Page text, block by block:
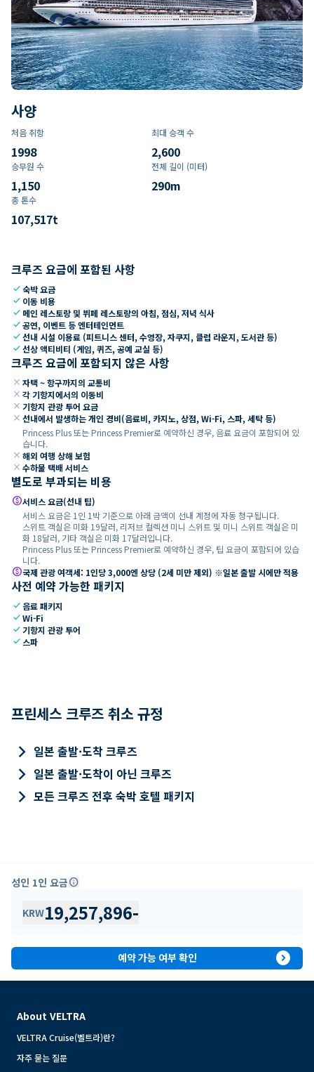
사양
처음 취항
1998
최대 승객 수
2,600
승무원 수
1,150
전체 길이 (미터)
290m
총 톤수
107,517t
크루즈 요금에 포함된 사항
check숙박 요금
check 이동 비용
check 메인 레스토랑 및 뷔페 레스토랑의 아침, 점심, 저녁 식사
check공연, 이벤트 등 엔터테인먼트
check선내 시설 이용료 (피트니스 센터, 수영장, 자쿠지, 클럽 라운지, 도서관 등)
check선상 액티비티 (게임, 퀴즈, 공예 교실 등)
크루즈 요금에 포함되지 않은 사항
close 자택 ~ 항구까지의 교통비
close 각 기항지에서의 이동비
close 기항지 관광 투어 요금
close 선내에서 발생하는 개인 경비(음료비, 카지노, 상점, Wi-Fi, 스파, 세탁 등)
Princess Plus 또는 Princess Premier로 예약하신 경우, 음료 요금이 포함되어 있
습니다.
close 해외 여행 상해 보험
close 수하물 택배 서비스
별도로 부과되는 비용
paid서비스 요금(선내 팁)
서비스 요금은 1인 1박 기준으로 아래 금액이 선내 계정에 자동 청구됩니다.
스위트 객실은 미화 19달러, 리저브 컬렉션 미니 스위트 및 미니 스위트 객실은 미
화 18달러, 기타 객실은 미화 17달러입니다.
Princess Plus 또는 Princess Premier로 예약하신 경우, 팁 요금이 포함되어 있습
니다.
paid국제 관광 여객세: 1인당 3,000엔 상당 (2세 미만 제외) ※일본 출발 시에만 적용
사전 예약 가능한 패키지
check 음료 패키지
checkWi-Fi
check 기항지 관광 투어
check 스파
프린세스 크루즈 취소 규정
keyboard_arrow_right 일본 출발·도착 크루즈
keyboard_arrow_right 일본 출발·도착이 아닌 크루즈
keyboard_arrow_right 모든 크루즈 전후 숙박 호텔 패키지
성인 1인 요금info
KRW19,257,896-
예약 가능 여부 확인 expand_circle_right
About VELTRA
VELTRA Cruise(벨트라)란?
자주 묻는 질문